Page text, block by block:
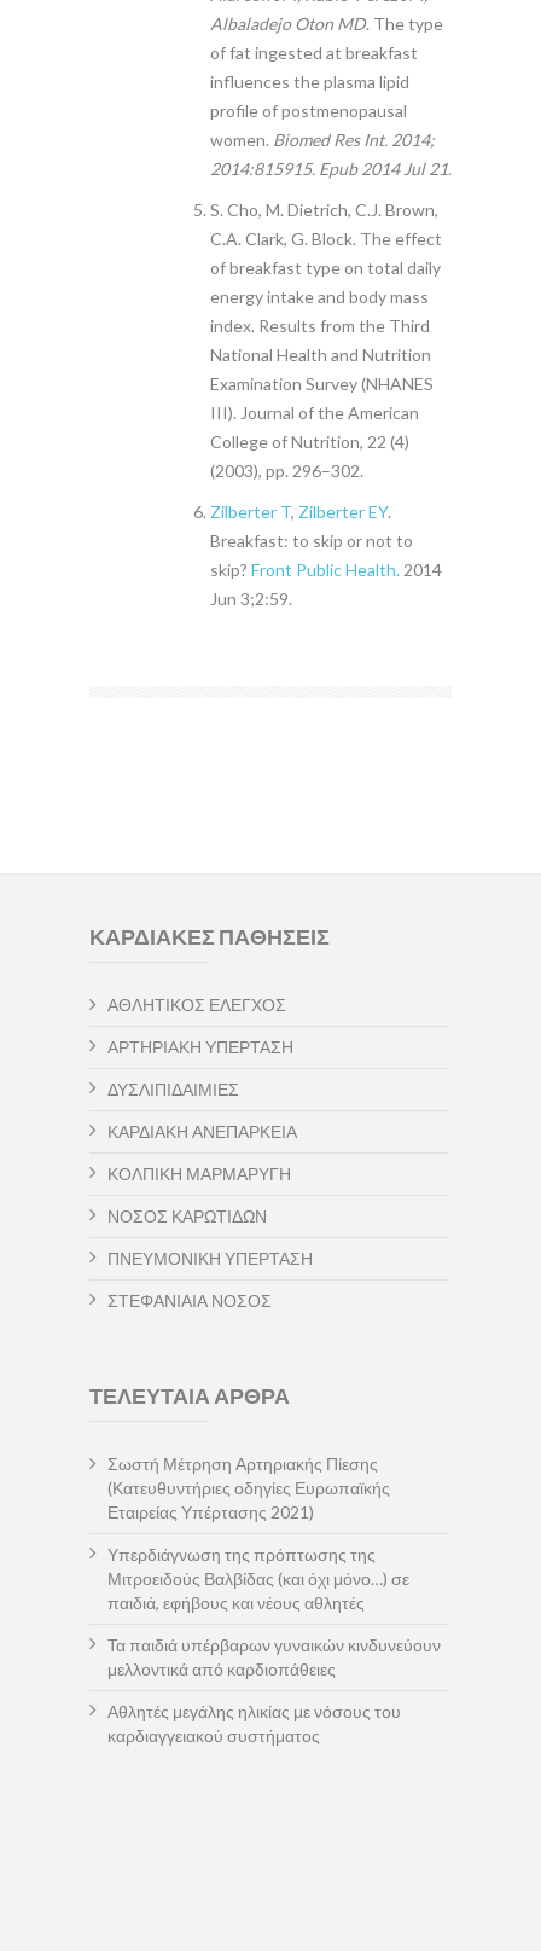
Albaladejo Oton MD. The type
of fat ingested at breakfast
influences the plasma lipid
profile of postmenopausal
women. Biomed Res Int. 2014;
2014:815915. Epub 2014 Jul 21.
S. Cho, M. Dietrich, C.J. Brown,
C.A. Clark, G. Block. The effect
of breakfast type on total daily
energy intake and body mass
index. Results from the Third
National Health and Nutrition
Examination Survey (NHANES
III). Journal of the American
College of Nutrition, 22 (4)
(2003), pp. 296–302.
Zilberter T, Zilberter EY.
Breakfast: to skip or not to
skip? Front Public Health. 2014
Jun 3;2:59.
ΚΑΡΔΙΑΚΕΣ ΠΑΘΗΣΕΙΣ
ΑΘΛΗΤΙΚΟΣ ΕΛΕΓΧΟΣ
ΑΡΤΗΡΙΑΚΗ ΥΠΕΡΤΑΣΗ
ΔΥΣΛΙΠΙΔΑΙΜΙΕΣ
ΚΑΡΔΙΑΚΗ ΑΝΕΠΑΡΚΕΙΑ
ΚΟΛΠΙΚΗ ΜΑΡΜΑΡΥΓΗ
ΝΟΣΟΣ ΚΑΡΩΤΙΔΩΝ
ΠΝΕΥΜΟΝΙΚΗ ΥΠΕΡΤΑΣΗ
ΣΤΕΦΑΝΙΑΙΑ ΝΟΣΟΣ
ΤΕΛΕΥΤΑΙΑ ΑΡΘΡΑ
Σωστή Μέτρηση Αρτηριακής Πίεσης
(Κατευθυντήριες οδηγίες Ευρωπαϊκής
Εταιρείας Υπέρτασης 2021)
Υπερδιάγνωση της πρόπτωσης της
Μιτροειδούς Βαλβίδας (και όχι μόνο…) σε
παιδιά, εφήβους και νέους αθλητές
Τα παιδιά υπέρβαρων γυναικών κινδυνεύουν
μελλοντικά από καρδιοπάθειες
Αθλητές μεγάλης ηλικίας με νόσους του
καρδιαγγειακού συστήματος